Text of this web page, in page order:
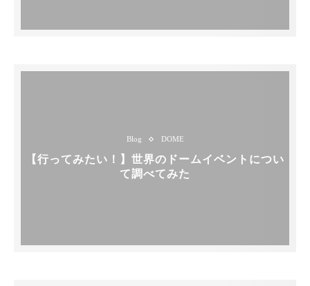
Blog DOME
【行ってみたい！】世界のドームイベントについ
て調べてみた